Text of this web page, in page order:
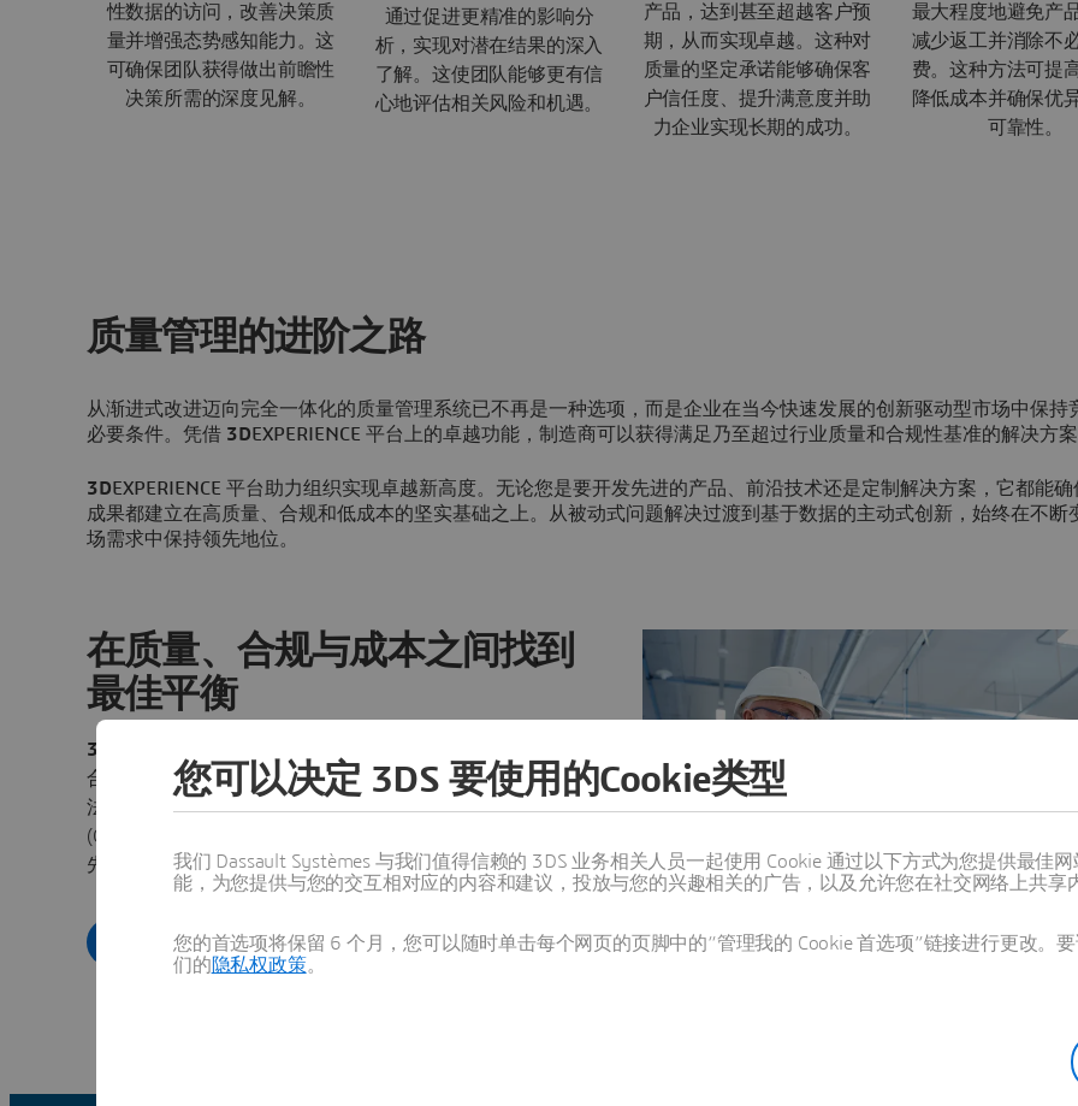
性数据的访问，改善决策质
量并增强态势感知能力。这
可确保团队获得做出前瞻性
决策所需的深度见解。
通过促进更精准的影响分
析，实现对潜在结果的深入
了解。这使团队能够更有信
心地评估相关风险和机遇。
产品，达到甚至超越客户预
期，从而实现卓越。这种对
质量的坚定承诺能够确保客
户信任度、提升满意度并助
力企业实现长期的成功。
最大程度地避免产
减少返工并消除不
费。这种方法可提
降低成本并确保优
可靠性。
质量管理的进阶之路
从渐进式改进迈向完全一体化的质量管理系统已不再是一种选项，而是企业在当今快速发展的创新驱动型市场中保持
必要条件。凭借 3DEXPERIENCE 平台上的卓越功能，制造商可以获得满足乃至超过行业质量和合规性基准的解决方
3DEXPERIENCE 平台助力组织实现卓越新高度。无论您是要开发先进的产品、前沿技术还是定制解决方案，它都能
成果都建立在高质量、合规和低成本的坚实基础之上。从被动式问题解决过渡到基于数据的主动式创新，始终在不断
场需求中保持领先地位。
在质量、合规与成本之间找到
最佳平衡
3D
合规性纳入考量。通过实施标准化质量流程，支持全球和本地
法规要求，以及管理所有质量事件（例如纠正和预防措施
(CAPA)、产品不合格和审计等）来提高产品质量。了解行业领
先的企业如何从我们的解决方案中大获裨益。
下载电子书
您可以决定 3DS 要使用的Cookie类型
我们 Dassault Systèmes 与我们值得信赖的 3DS 业务相关人员一起使用 Cookie 通过以下方式为您提供最佳
能，为您提供与您的交互相对应的内容和建议，投放与您的兴趣相关的广告，以及允许您在社交网络上共享
您的首选项将保留 6 个月，您可以随时单击每个网页的页脚中的“管理我的 Cookie 首选项”链接进行更改。
们的隐私权政策。